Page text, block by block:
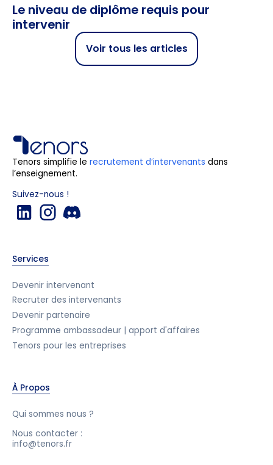
Le niveau de diplôme requis pour
intervenir
Voir tous les articles
Tenors simplifie le recrutement d’intervenants dans
l’enseignement.
Suivez-nous !
Services
Devenir intervenant
Recruter des intervenants
Devenir partenaire
Programme ambassadeur | apport d'affaires
Tenors pour les entreprises
À Propos
Qui sommes nous ?
Nous contacter :
info@tenors.fr